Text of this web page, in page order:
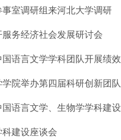
室调研组来河北大学调研
务经济社会发展研讨会
语言文学学科团队开展绩
院举办第四届科研创新团
语言文学、生物学学科建
建设座谈会